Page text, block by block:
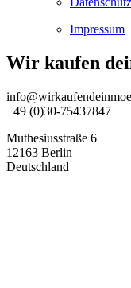
Impressum
Wir kaufen
+49 (0)30-75437847
Muthesiusstraße 6
12163 Berlin
Deutschland